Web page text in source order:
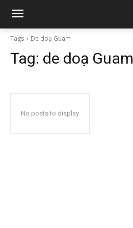
Tags De doạ Guam
Tag: de doạ Guam
No posts to display